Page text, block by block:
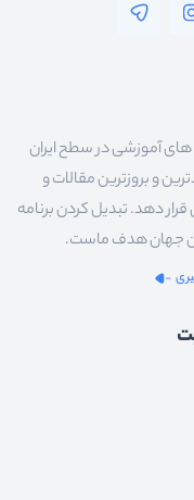
های آموزشی در سطح ایران
و بروزترین مقالات و
قرار دهد. تبدیل کردن برنامه
جهان هدف ماست.